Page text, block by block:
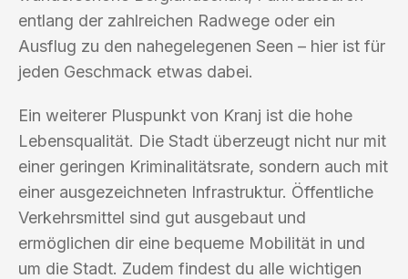
entlang der zahlreichen Radwege oder ein
Ausflug zu den nahegelegenen Seen – hier ist für
jeden Geschmack etwas dabei.
Ein weiterer Pluspunkt von Kranj ist die hohe
Lebensqualität. Die Stadt überzeugt nicht nur mit
einer geringen Kriminalitätsrate, sondern auch mit
einer ausgezeichneten Infrastruktur. Öffentliche
Verkehrsmittel sind gut ausgebaut und
ermöglichen dir eine bequeme Mobilität in und
um die Stadt. Zudem findest du alle wichtigen